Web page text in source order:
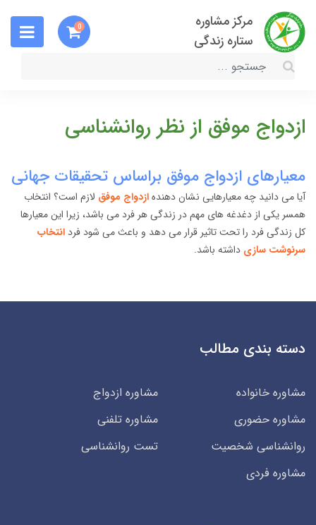
مرکز مشاوره
ستاره زندگی
0
ازدواج موفق از نظر روانشناسی
معیارهای ازدواج موفق براساس تحقیقات جهانی
آیا می دانید چه معیارهایی نشان دهندهازدواج موفق لازم است؟ انتخاب
همسر یکی از دغدغه های مهم در زندگی هر فرد می باشد، زیرا این معیارها
کل زندگی فرد را تحت تاثیر قرار می دهد و باعث می شود فرد انتخاب
سرنوشت سازی داشته باشد.
دسته بندی مطالب
مشاوره خانواده
مشاوره ازدواج
مشاوره حضوری
مشاوره تلفنی
روانشناسی شخصیت
تست روانشناسی
مشاوره فردی